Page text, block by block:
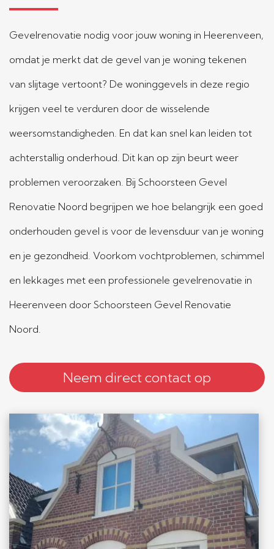
Gevelrenovatie nodig voor jouw woning in Heerenveen,
omdat je merkt dat de gevel van je woning tekenen
van slijtage vertoont? De woninggevels in deze regio
krijgen veel te verduren door de wisselende
weersomstandigheden. En dat kan snel kan leiden tot
achterstallig onderhoud. Dit kan op zijn beurt weer
problemen veroorzaken. Bij Schoorsteen Gevel
Renovatie Noord begrijpen we hoe belangrijk een goed
onderhouden gevel is voor de levensduur van je woning
en je gezondheid. Voorkom vochtproblemen, schimmel
en lekkages met een professionele gevelrenovatie in
Heerenveen door Schoorsteen Gevel Renovatie
Noord.
Neem direct contact op